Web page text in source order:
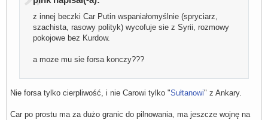
z innej beczki Car Putin wspaniałomyślnie (spryciarz,
szachista, rasowy polityk) wycofuje sie z Syrii, rozmowy
pokojowe bez Kurdow.
a moze mu sie forsa konczy???
Nie forsa tylko cierpliwość, i nie Carowi tylko "Sułtanowi" z Ankary.
Car po prostu ma za dużo granic do pilnowania, ma jeszcze wojnę na